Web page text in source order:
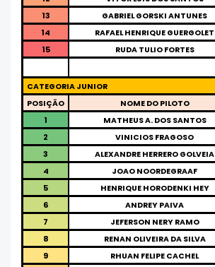
13
GABRIEL GORSKI ANTUNES
14
RAFAEL HENRIQUE GUERGOLET
15
RUDA TULIO FORTES
CATEGORIA JUNIOR
POSIÇÃO
NOME DO PILOTO
1
MATHEUS A. DOS SANTOS
2
VINICIOS FRAGOSO
3
ALEXANDRE HERRERO GOLVEIA
4
JOAO NOORDEGRAAF
5
HENRIQUE HORODENKI HEY
6
ANDREY PAIVA
7
JEFERSON NERY RAMO
8
RENAN OLIVEIRA DA SILVA
9
RHUAN FELIPE CACHEL